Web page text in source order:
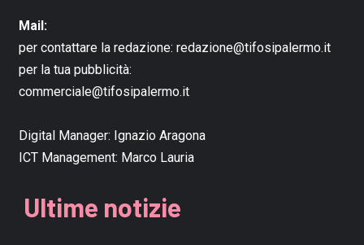
Mail:
per contattare la redazione: redazione@tifosipalermo.it
per la tua pubblicità:
commerciale@tifosipalermo.it
Digital Manager: Ignazio Aragona
ICT Management: Marco Lauria
Ultime notizie